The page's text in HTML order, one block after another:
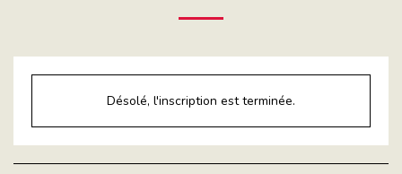
Désolé, l'inscription est terminée.